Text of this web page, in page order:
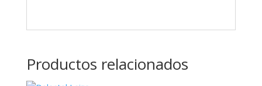
Productos relacionados